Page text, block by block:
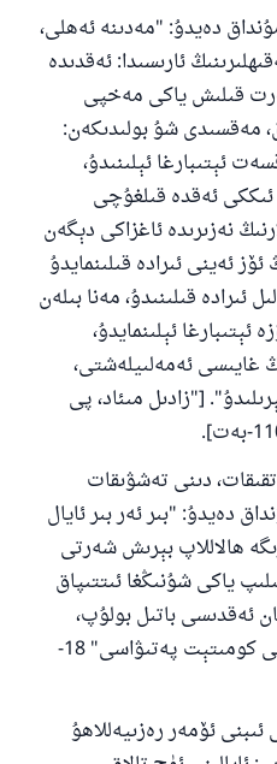
دەيدۇ: "مەدىنە ئەھلى،
ئارىسىدا: ئەقدىدە
قىلىش ياكى مەخپى
مەقسىدى شۇ بولىدىكەن:
ئېتىبارغا ئېلىنىدۇ،
ئىككى ئەقدە قىلغۇچى
نەزىرىدە ئاغزاكى دېگەن
ئەينى ئىرادە قىلىنمايدۇ
ئىرادە قىلىنىدۇ، مەنا بىلەن
ئېتىبارغا ئېلىنمايدۇ،
غايىسى ئەمەلىيلەشتى،
["زادىل مىئاد، پى
دىنى تەشۋىقات
دەيدۇ: "بىر ئەر بىر ئايال
ھالاللاپ بېرىش شەرتى
ياكى شۇنىڭغا ئىتتىپاق
ئەقدىسى باتىل بولۇپ،
نىكاھ توغرا بولمايدۇ". ["دائىمى كومىتېت پەتىۋاسى" 18-
ئۆمەر رەزىيەللاھۇ